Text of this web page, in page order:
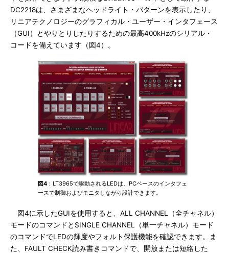
DC2218は、さまざまなヘッドライト・パターンを表示したり、
リニアテクノロジーのグラフィカル・ユーザー・インタフェース
（GUI）とやりとりしたりするための最高400kHzのシリアル・
コードを備えています（図4）。
図4 ：LT3965で駆動されるLEDは、PCベースのインタフェ
ースで制御およびモニタしながら設計できます。
図4に示したGUIを使用すると、ALL CHANNEL（全チャネル）
モードのコマンドとSINGLE CHANNEL（単一チャネル）モード
のコマンドでLEDの輝度やフォルト保護機能を確認できます。ま
た、FAULT CHECK読み書きコマンドで、開放または短絡した